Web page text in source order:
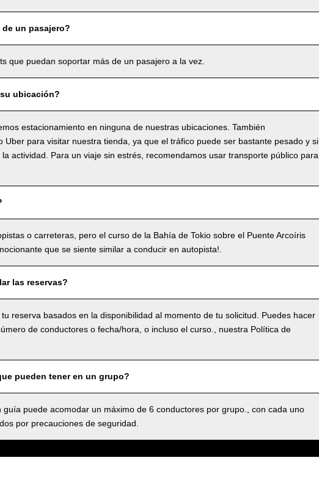
un pasajero?
que puedan soportar más de un pasajero a la vez.
ubicación?
estacionamiento en ninguna de nuestras ubicaciones. También
Uber para visitar nuestra tienda, ya que el tráfico puede ser bastante pesado y si
actividad. Para un viaje sin estrés, recomendamos usar transporte público para
o carreteras, pero el curso de la Bahía de Tokio sobre el Puente Arcoíris
que se siente similar a conducir en autopista!.
las reservas?
reserva basados en la disponibilidad al momento de tu solicitud. Puedes hacer
de conductores o fecha/hora, o incluso el curso., nuestra Política de
pueden tener en un grupo?
puede acomodar un máximo de 6 conductores por grupo., con cada uno
por precauciones de seguridad.